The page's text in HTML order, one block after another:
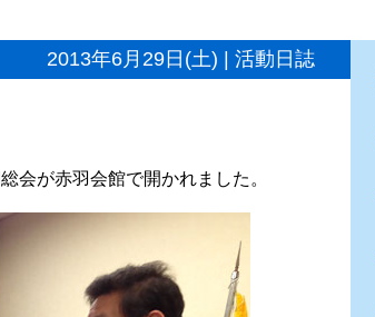
2013年6月29日(土) | 活動日誌
会が赤羽会館で開かれました。